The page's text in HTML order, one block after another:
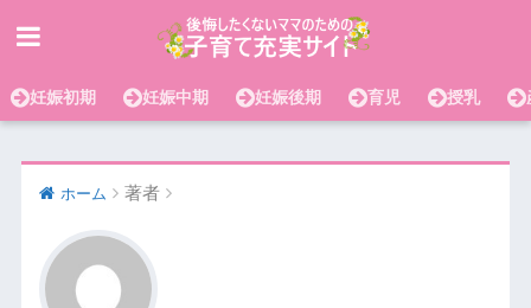
妊娠初期 妊娠中期 妊娠後期 育児 授乳
ホーム 著者